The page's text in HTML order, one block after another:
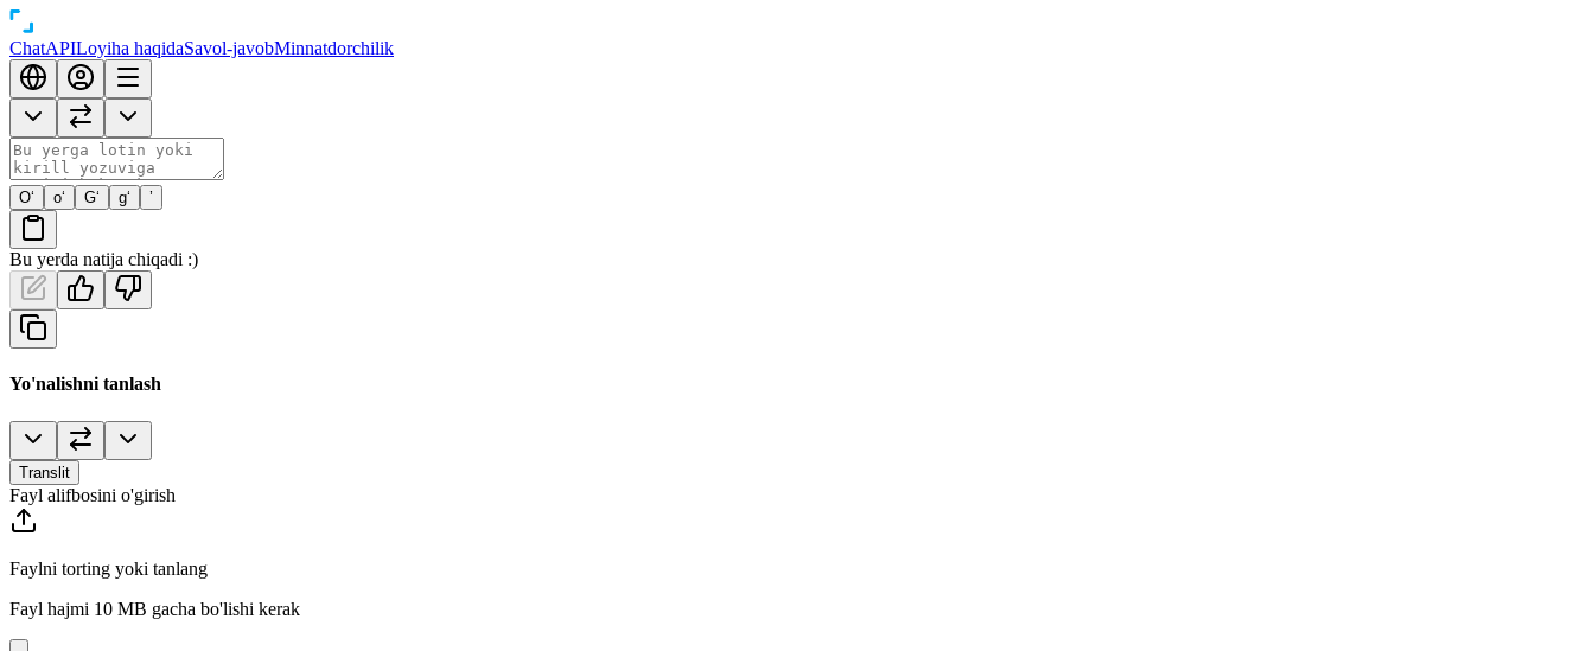
ChatAPILoyiha haqidaSavol-javobMinnatdorchilik
O‘ o‘ G‘ g‘ ’
Bu yerda natija chiqadi :)
Yo'nalishni tanlash
Translit
Fayl alifbosini o'girish
Faylni torting yoki tanlang
Fayl hajmi 10 MB gacha bo'lishi kerak